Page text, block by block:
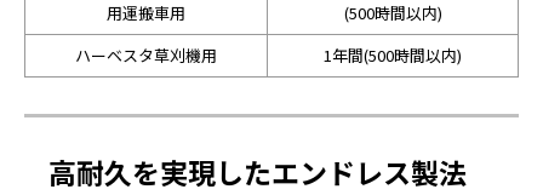
用運搬車用
(500時間以内)
ハーベスタ草刈機用
1年間(500時間以内)
高耐久を実現したエンドレス製法